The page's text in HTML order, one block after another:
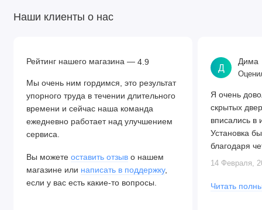
Наши клиенты о нас
Рейтинг нашего магазина — 4.9
Мы очень ним гордимся, это результат
упорного труда в течении длительного
времени и сейчас наша команда
ежедневно работает над улучшением
сервиса.
Вы можете оставить отзыв о нашем
магазине или написать в поддержку,
если у вас есть какие-то вопросы.
Д
Дима
Я очень
скрытых
вписались в
Установка
благодаря
Алексея.
14 Февраля,
Читать